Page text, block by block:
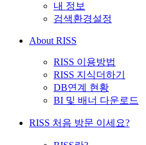
내 정보
검색환경설정
About RISS
RISS 이용방법
RISS 지식더하기
DB연계 현황
BI 및 배너 다운로드
RISS 처음 방문 이세요?